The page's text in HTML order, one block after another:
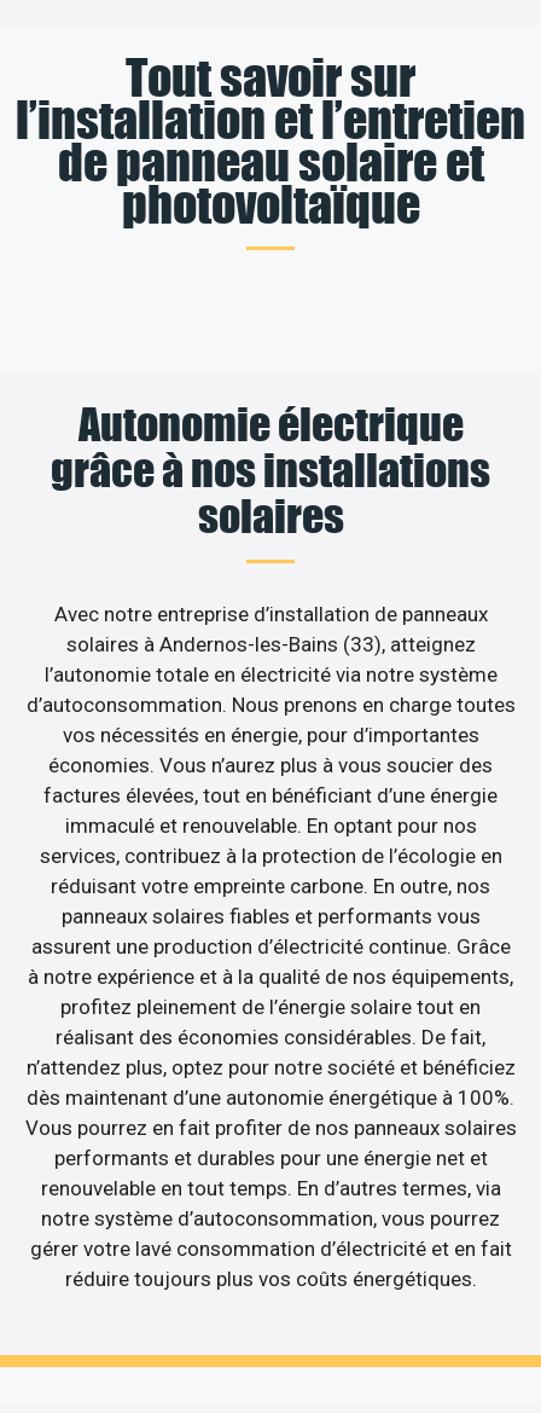
Tout savoir sur
l’installation et l’entretien
de panneau solaire et
photovoltaïque
Autonomie électrique
grâce à nos installations
solaires
Avec notre entreprise d’installation de panneaux
solaires à Andernos-les-Bains (33), atteignez
l’autonomie totale en électricité via notre système
d’autoconsommation. Nous prenons en charge toutes
vos nécessités en énergie, pour d’importantes
économies. Vous n’aurez plus à vous soucier des
factures élevées, tout en bénéficiant d’une énergie
immaculé et renouvelable. En optant pour nos
services, contribuez à la protection de l’écologie en
réduisant votre empreinte carbone. En outre, nos
panneaux solaires fiables et performants vous
assurent une production d’électricité continue. Grâce
à notre expérience et à la qualité de nos équipements,
profitez pleinement de l’énergie solaire tout en
réalisant des économies considérables. De fait,
n’attendez plus, optez pour notre société et bénéficiez
dès maintenant d’une autonomie énergétique à 100%.
Vous pourrez en fait profiter de nos panneaux solaires
performants et durables pour une énergie net et
renouvelable en tout temps. En d’autres termes, via
notre système d’autoconsommation, vous pourrez
gérer votre lavé consommation d’électricité et en fait
réduire toujours plus vos coûts énergétiques.